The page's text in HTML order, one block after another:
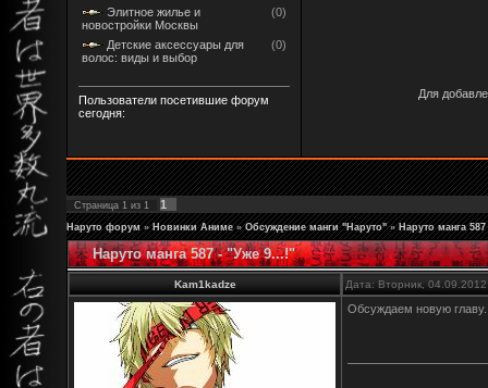
Элитное жилье и
новостройки Москвы
(0)
Детские аксессуары для
волос: виды и выбор
(0)
Пользователи посетившие форум
сегодня:
Для
Страница 1 из 1 1
Наруто форум » Новинки Аниме » Обсуждение манги "Наруто" » Наруто манга
Наруто манга 587 - "Уже 9...!"
Kam1kadze Дата: Вторник,
Обсуждаем новую